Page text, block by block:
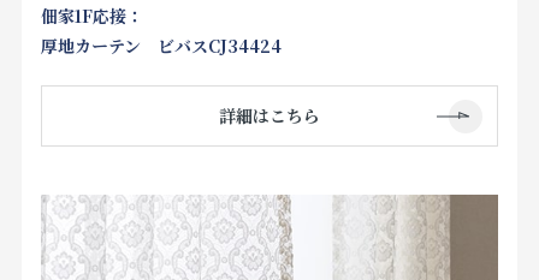
佃家1F応接：
厚地カーテン ビバスCJ34424
詳細はこちら